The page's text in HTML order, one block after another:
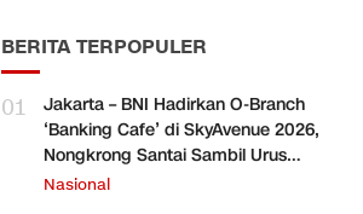
BERITA TERPOPULER
01
Jakarta – BNI Hadirkan O-Branch
‘Banking Cafe’ di SkyAvenue 2026,
Nongkrong Santai Sambil Urus
Perbankan
Nasional